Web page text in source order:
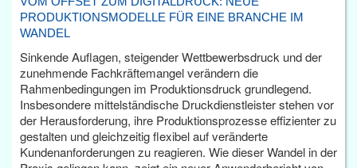
PRODUKTIONSMODELLE FÜR EINE BRANCHE IM
WANDEL
Sinkende Auflagen, steigender Wettbewerbsdruck und der
zunehmende Fachkräftemangel verändern die
Rahmenbedingungen im Produktionsdruck grundlegend.
Insbesondere mittelständische Druckdienstleister stehen vor
der Herausforderung, ihre Produktionsprozesse effizienter zu
gestalten und gleichzeitig flexibel auf veränderte
Kundenanforderungen zu reagieren. Wie dieser Wandel in der